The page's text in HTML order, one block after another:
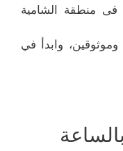
منطقة الشامية
وابدأ في